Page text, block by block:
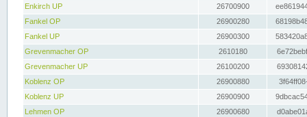
Enkirch UP
26700900
Fankel OP
26900280
Fankel UP
26900300
Grevenmacher OP
2610180
Grevenmacher UP
26100200
Koblenz OP
26900880
Koblenz UP
26900900
Lehmen OP
26900680